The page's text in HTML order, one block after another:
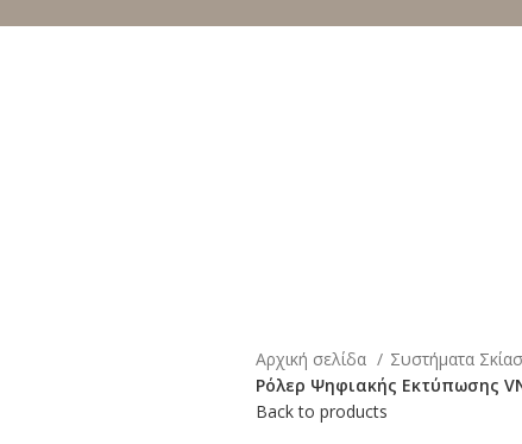
Αρχική σελίδα Συστήματα
Ρόλερ Ψηφιακής Εκτύπωσης
Back to products